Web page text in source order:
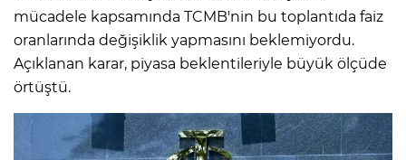
mücadele kapsamında TCMB'nin bu toplantıda faiz
oranlarında değişiklik yapmasını beklemiyordu.
Açıklanan karar, piyasa beklentileriyle büyük ölçüde
örtüştü.